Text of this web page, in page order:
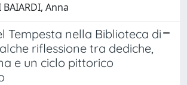
BAIARDI, Anna
Tempesta nella Biblioteca di
riflessione tra dediche,
e un ciclo pittorico